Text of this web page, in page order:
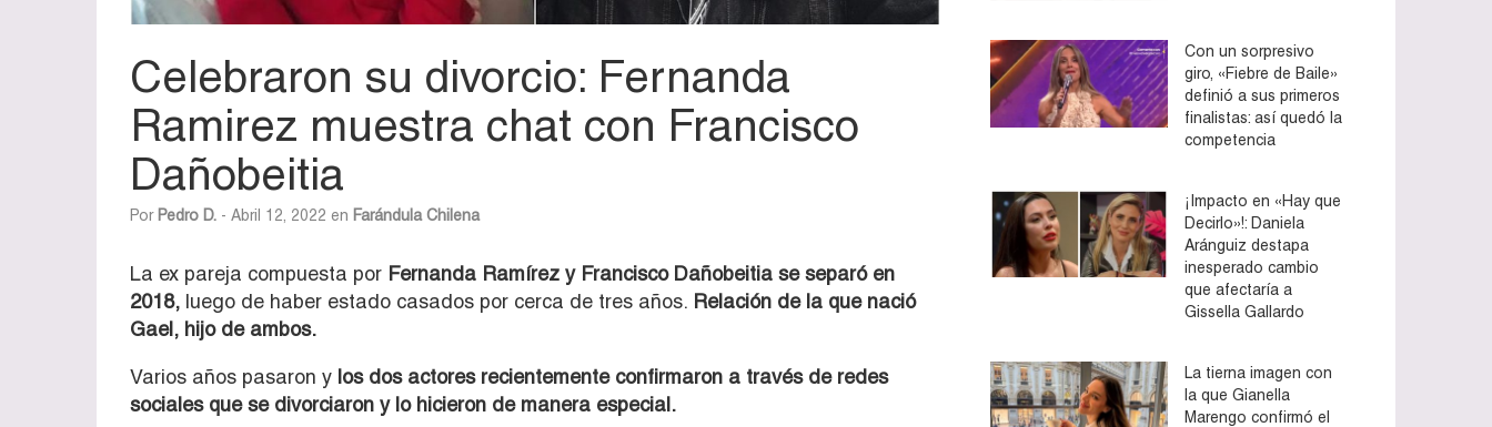
Celebraron su divorcio: Fernanda
Ramirez muestra chat con Francisco
Dañobeitia
Por Pedro D. - Abril 12, 2022 en Farándula Chilena
La ex pareja compuesta por Fernanda Ramírez y Francisco Dañobeitia se separó en
2018, luego de haber estado casados por cerca de tres años. Relación de la que nació
Gael, hijo de ambos.
Varios años pasaron y los dos actores recientemente confirmaron a través de redes
sociales que se divorciaron y lo hicieron de manera especial.
Con un sorpresivo
giro, «Fiebre de Baile»
definió a sus primeros
finalistas: así quedó la
competencia
¡Impacto en «Hay que
Decirlo»!: Daniela
Aránguiz destapa
inesperado cambio
que afectaría a
Gissella Gallardo
La tierna imagen con
la que Gianella
Marengo confirmó el